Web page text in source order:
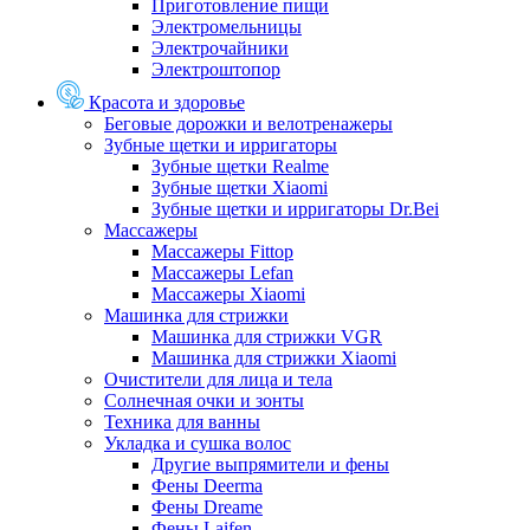
Приготовление пищи
Электромельницы
Электрочайники
Электроштопор
Красота и здоровье
Беговые дорожки и велотренажеры
Зубные щетки и ирригаторы
Зубные щетки Realme
Зубные щетки Xiaomi
Зубные щетки и ирригаторы Dr.Bei
Массажеры
Массажеры Fittop
Массажеры Lefan
Массажеры Xiaomi
Машинка для стрижки
Машинка для стрижки VGR
Машинка для стрижки Xiaomi
Очистители для лица и тела
Солнечная очки и зонты
Техника для ванны
Укладка и сушка волос
Другие выпрямители и фены
Фены Deerma
Фены Dreame